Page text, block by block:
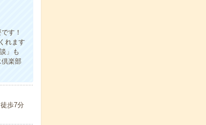
す！
れます
」も
倶楽部
歩7分